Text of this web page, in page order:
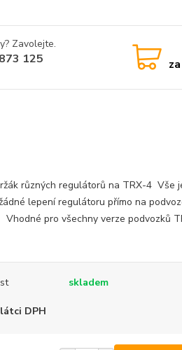
Zavolejte.
125 za
různých regulátorů na TRX-4 Vše
lepení regulátoru přímo na
Vhodné pro všechny verze podvozků
skladem
DPH